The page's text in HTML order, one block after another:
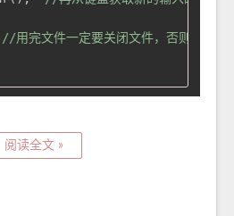
//用完文件一定要关闭文件，否则写入会
阅读全文 »